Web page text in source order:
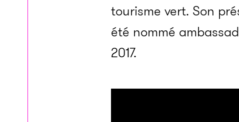
tourisme vert. Son
été nommé
2017.